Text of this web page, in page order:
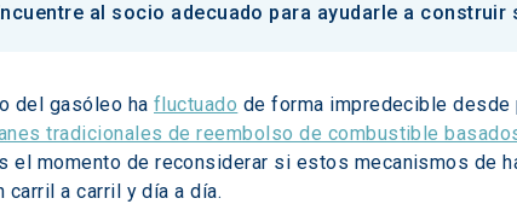
al socio adecuado para ayudarle a construir
del gasóleo ha fluctuado de forma impredecible
tradicionales de reembolso de combustible
el momento de reconsiderar si estos mecanismos de
carril a carril y día a día.